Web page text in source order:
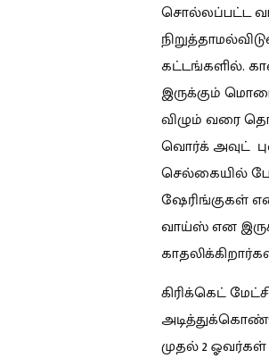
சொல்லப்பட்ட
கட்டங்களில்.
இருக்கும்
விழும் வரை
வொர்க் அவுட்
செல்கையில்
ஷேரிங்குகள்
வாய்ஸ் என
கிரிக்கெட்
முதல் 2 ஓவர்கள்